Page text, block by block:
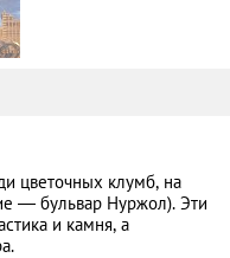
цветочных клумб, на
— бульвар Нуржол). Эти
и камня, а